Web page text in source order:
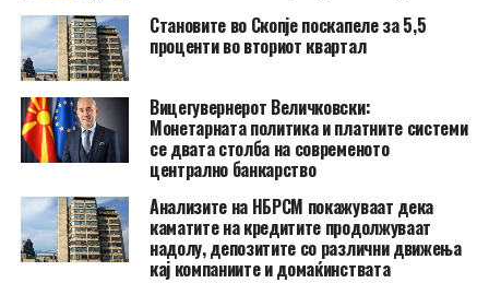
Становите во Скопје поскапеле за 5,5
проценти во вториот квартал
Вицегувернерот Величковски:
Монетарната политика и платните системи
се двата столба на современото
централно банкарство
Анализите на НБРСМ покажуваат дека
каматите на кредитите продолжуваат
надолу, депозитите со различни движења
кај компаниите и домаќинствата